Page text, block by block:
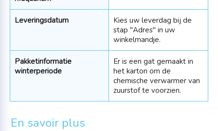
Leveringsdatum
Kies uw leverdag bij de
stap "Adres" in uw
winkelmandje.
Pakketinformatie
winterperiode
Er is een gat gemaakt in
het karton om de
chemische verwarmer van
zuurstof te voorzien.
En savoir plus